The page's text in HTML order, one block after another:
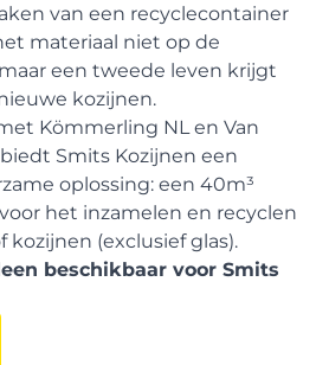
van een recyclecontainer
materiaal niet op de
een tweede leven krijgt
kozijnen.
Kömmerling NL en Van
Smits Kozijnen een
oplossing: een 40m³
het inzamelen en recyclen
(exclusief glas).
beschikbaar voor Smits